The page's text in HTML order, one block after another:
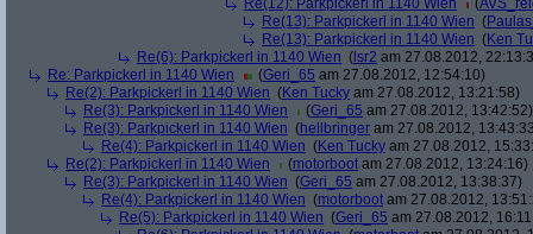
Re(12): Parkpickerl in 1140 Wien
(
Re(13): Parkpickerl in 1140 Wien (
Re(13): Parkpickerl in 1140 Wien (Ken
Re(6): Parkpickerl in 1140 Wien ( lsr2 am 27.08.2012,
Re: Parkpickerl in 1140 Wien
(Geri_65 am 27.08.2012, 12:54:10)
Re(2): Parkpickerl in 1140 Wien (Ken Tucky am 27.08.2012, 13:21:58)
Re(3): Parkpickerl in 1140 Wien
(Geri_65 am 27.08.2012, 13:42:52)
Re(3): Parkpickerl in 1140 Wien (hellbringer am 27.08.2012,
Re(4): Parkpickerl in 1140 Wien (Ken Tucky am 27.08.2012,
Re(2): Parkpickerl in 1140 Wien
(motorboot am 27.08.2012, 13:24:16)
Re(3): Parkpickerl in 1140 Wien (Geri_65 am 27.08.2012, 13:38:37)
Re(4): Parkpickerl in 1140 Wien (motorboot am 27.08.2012,
Re(5): Parkpickerl in 1140 Wien (Geri_65 am 27.08.2012,